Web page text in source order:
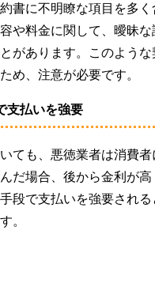
書に不明瞭な項目を多
や料金に関して、曖昧
があります。このよう
め、注意が必要です。
支払いを強要
ても、悪徳業者は消費
だ場合、後から金利が
段で支払いを強要され
。